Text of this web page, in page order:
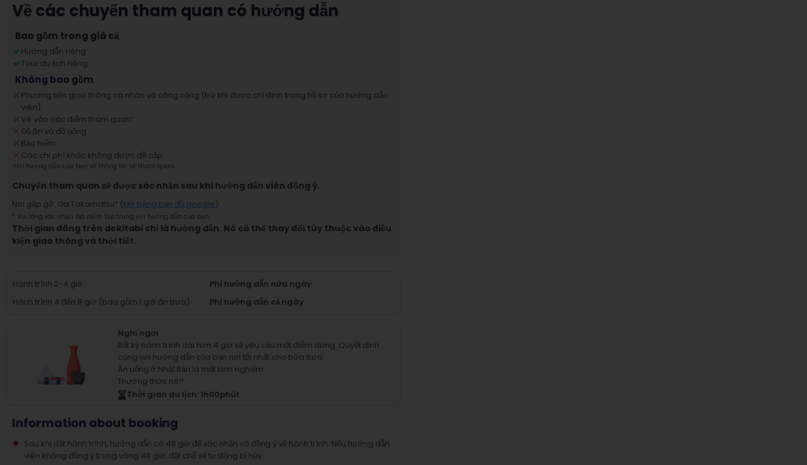
Về các chuyến tham quan có hướng dẫn
Bao gồm trong giá cả
Hướng dẫn riêng
Tour du lịch riêng
Không bao gồm
Phương tiện giao thông cá nhân và công cộng (trừ khi được chỉ định trong hồ sơ của hướng dẫn
viên)
Vé vào các điểm tham quan¹
Đồ ăn và đồ uống
Bảo hiểm
Các chi phí khác không được đề cập
¹Hỏi hướng dẫn của bạn về thông tin vé tham quan.
Chuyến tham quan sẽ được xác nhận sau khi hướng dẫn viên đồng ý.
Nơi gặp gỡ: Ga Takamatsu² (Mở bằng bản đồ google)
² Vui lòng xác nhận địa điểm tập trung với hướng dẫn của bạn.
Thời gian đăng trên dekitabi chỉ là hướng dẫn. Nó có thể thay đổi tùy thuộc vào điều
kiện giao thông và thời tiết.
Hành trình 2-4 giờ
Phí hướng dẫn nửa ngày
Hành trình 4 đến 8 giờ (bao gồm 1 giờ ăn trưa)
Phí hướng dẫn cả ngày
Nghỉ ngơi
Bất kỳ hành trình dài hơn 4 giờ sẽ yêu cầu một điểm dừng. Quyết định
cùng với hướng dẫn của bạn nơi tốt nhất cho bữa trưa.
Ăn uống ở Nhật Bản là một kinh nghiệm.
Thưởng thức nó!!
Thời gian du lịch: 1h00phút
Information about booking
Sau khi đặt hành trình, hướng dẫn có 48 giờ để xác nhận và đồng ý về hành trình. Nếu hướng dẫn
viên không đồng ý trong vòng 48 giờ, đặt chỗ sẽ tự động bị hủy.